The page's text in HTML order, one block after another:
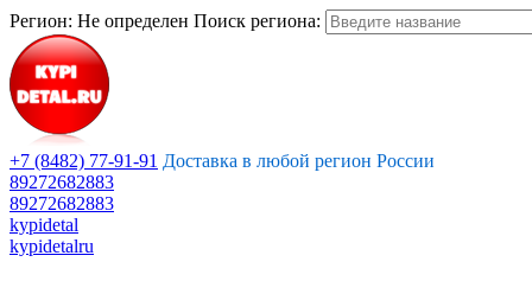
Регион: Не определен Поиск региона:
+7 (8482) 77-91-91 Доставка в любой регион России
89272682883
89272682883
kypidetal
kypidetalru